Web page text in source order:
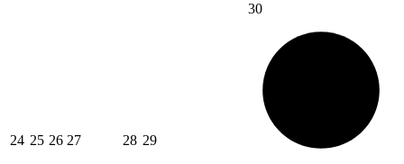
24 25 26 27 28 29
30